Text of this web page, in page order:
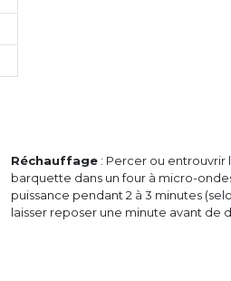
Réchauffage: Percer ou entrouvrir
barquette dans un four à micro-
puissance pendant 2 à 3 minutes
laisser reposer une minute avant de